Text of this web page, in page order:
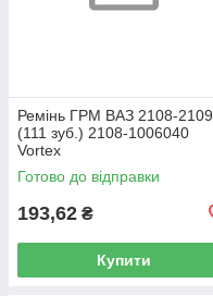
Ремінь ГРМ ВАЗ 2108-2109
(111 зуб.) 2108-1006040
Vortex
Готово до відправки
193,62 ₴
Купити